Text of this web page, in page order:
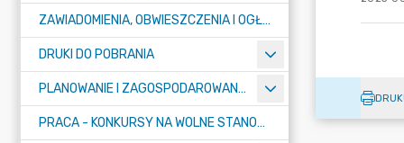
ZAWIADOMIENIA, OBWIESZCZENIA I OGŁOSZENIA
DRUKI DO POBRANIA
PLANOWANIE I ZAGOSPODAROWANIE PRZESTRZENNE
PRACA - KONKURSY NA WOLNE STANOWISKA